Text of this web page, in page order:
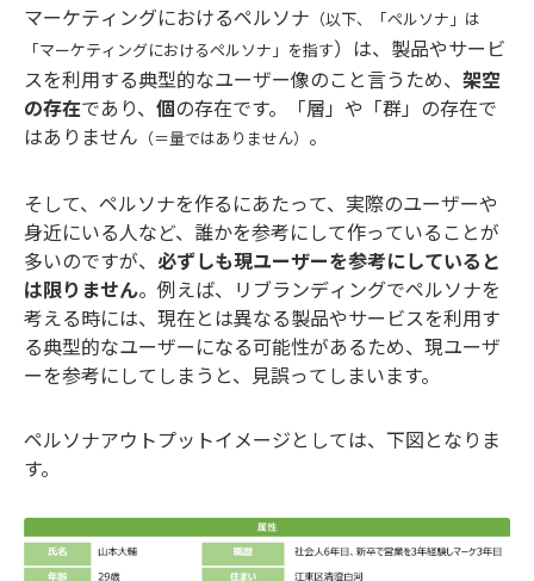
マーケティングにおけるペルソナ （以下、「ペルソナ」は
「マーケティングにおけるペルソナ」を指す）は、製品やサービ
スを利用する典型的なユーザー像のこと言うため、 架空
の存在であり、 個の存在です。「層」や「群」の存在で
はありません （＝量ではありません） 。
そして、ペルソナを作るにあたって、実際のユーザーや
身近にいる人など、誰かを参考にして作っていることが
多いのですが、 必ずしも現ユーザーを参考にしていると
は限りません。例えば、リブランディングでペルソナを
考える時には、現在とは異なる製品やサービスを利用す
る典型的なユーザーになる可能性があるため、現ユーザ
ーを参考にしてしまうと、見誤ってしまいます。
ペルソナアウトプットイメージとしては、下図となりま
す。